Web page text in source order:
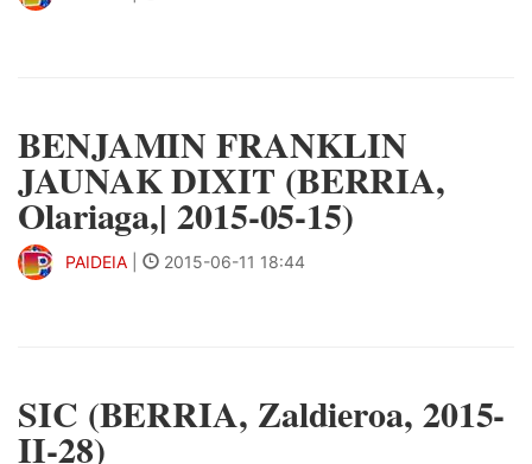
BENJAMIN FRANKLIN
JAUNAK DIXIT (BERRIA,
Olariaga,| 2015-05-15)
PAIDEIA 2015-06-11 18:44
SIC (BERRIA, Zaldieroa, 2015-
II-28)